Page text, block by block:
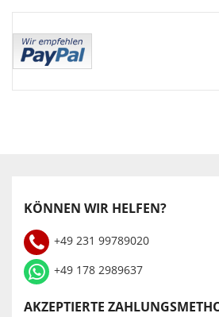
KÖNNEN WIR HELFEN?
+49 231 99789020
+49 178 2989637
AKZEPTIERTE